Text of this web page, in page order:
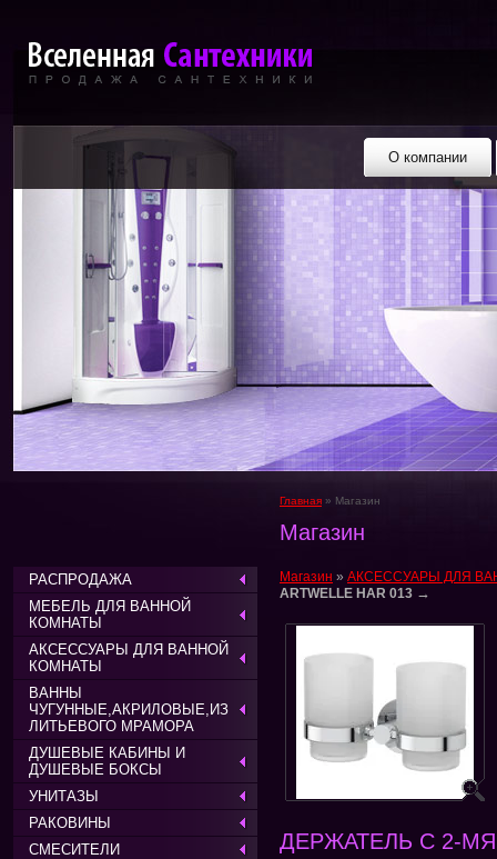
О компании
РАСПРОДАЖА
МЕБЕЛЬ ДЛЯ ВАННОЙ
КОМНАТЫ
АКСЕССУАРЫ ДЛЯ ВАННОЙ
КОМНАТЫ
ВАННЫ
ЧУГУННЫЕ,АКРИЛОВЫЕ,ИЗ
ЛИТЬЕВОГО МРАМОРА
ДУШЕВЫЕ КАБИНЫ И
ДУШЕВЫЕ БОКСЫ
УНИТАЗЫ
РАКОВИНЫ
СМЕСИТЕЛИ
Главная » Магазин
Магазин
Магазин » АКСЕССУАРЫ ДЛЯ
ARTWELLE HAR 013 →
ДЕРЖАТЕЛЬ С 2-МЯ